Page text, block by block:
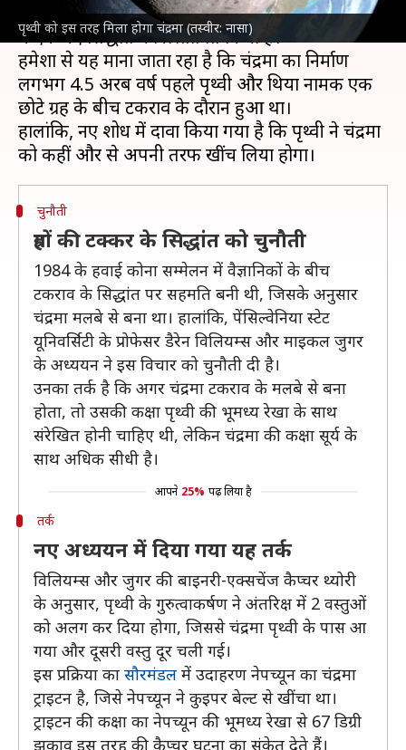
पृथ्वी को इस तरह मिला होगा चंद्रमा (तस्वीर: नासा)
के वैज्ञानिकों ने चंद्रमा की उत्पत्ति के बारे में हाल ही
में एक नए सिद्धांत को प्रस्तावित किया है।
हमेशा से यह माना जाता रहा है कि चंद्रमा का निर्माण
लगभग 4.5 अरब वर्ष पहले पृथ्वी और थिया नामक एक
छोटे ग्रह के बीच टकराव के दौरान हुआ था।
हालांकि, नए शोध में दावा किया गया है कि पृथ्वी ने चंद्रमा
चुनौती
ग्रहों की टक्कर के सिद्धांत को चुनौती
1984 के हवाई कोना सम्मेलन में वैज्ञानिकों के बीच
टकराव के सिद्धांत पर सहमति बनी थी, जिसके अनुसार
चंद्रमा मलबे से बना था। हालांकि, पेंसिल्वेनिया स्टेट
यूनिवर्सिटी के प्रोफेसर डैरेन विलियम्स और माइकल जुगर
के अध्ययन ने इस विचार को चुनौती दी है।
उनका तर्क है कि अगर चंद्रमा टकराव के मलबे से बना
होता, तो उसकी कक्षा पृथ्वी की भूमध्य रेखा के साथ
संरेखित होनी चाहिए थी, लेकिन चंद्रमा की कक्षा सूर्य के
साथ अधिक सीधी है।
आपने 25% पढ़ लिया है
तर्क
नए अध्ययन में दिया गया यह तर्क
विलियम्स और जुगर की बाइनरी-एक्सचेंज कैप्चर थ्योरी
के अनुसार, पृथ्वी के गुरुत्वाकर्षण ने अंतरिक्ष में 2 वस्तुओं
को अलग कर दिया होगा, जिससे चंद्रमा पृथ्वी के पास आ
गया और दूसरी वस्तु दूर चली गई।
इस प्रक्रिया का सौरमंडल में उदाहरण नेपच्यून का चंद्रमा
ट्राइटन है, जिसे नेपच्यून ने कुइपर बेल्ट से खींचा था।
ट्राइटन की कक्षा का नेपच्यून की भूमध्य रेखा से 67 डिग्री
झुकाव इस तरह की कैप्चर घटना का संकेत देते हैं।